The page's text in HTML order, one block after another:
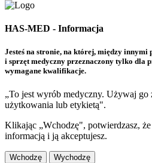
HAS-MED - Informacja
Jesteś na stronie, na której, między
i sprzęt medyczny przeznaczony tylko dla
wymagane kwalifikacje.
„To jest wyrób medyczny. Używaj go
użytkowania lub etykietą".
Klikając „Wchodzę", potwierdzasz, że
informacją i ją akceptujesz.
Wchodzę Wychodzę